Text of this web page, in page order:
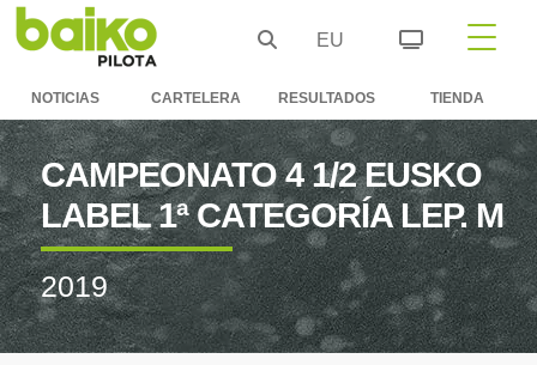
EU
NOTICIAS CARTELERA RESULTADOS TIENDA
CAMPEONATO 4 1/2 EUSKO
LABEL 1ª CATEGORÍA LEP. M
2019